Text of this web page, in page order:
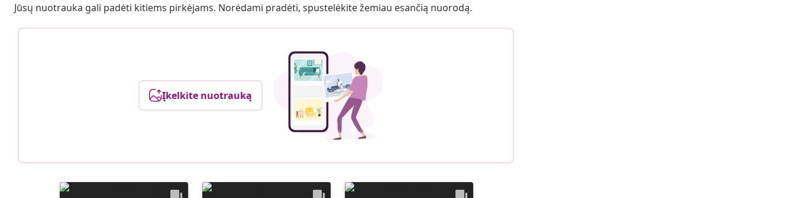
Jūsų nuotrauka gali padėti kitiems pirkėjams. Norėdami pradėti, spustelėkite žemiau esančią nuorodą.
Įkelkite nuotrauką